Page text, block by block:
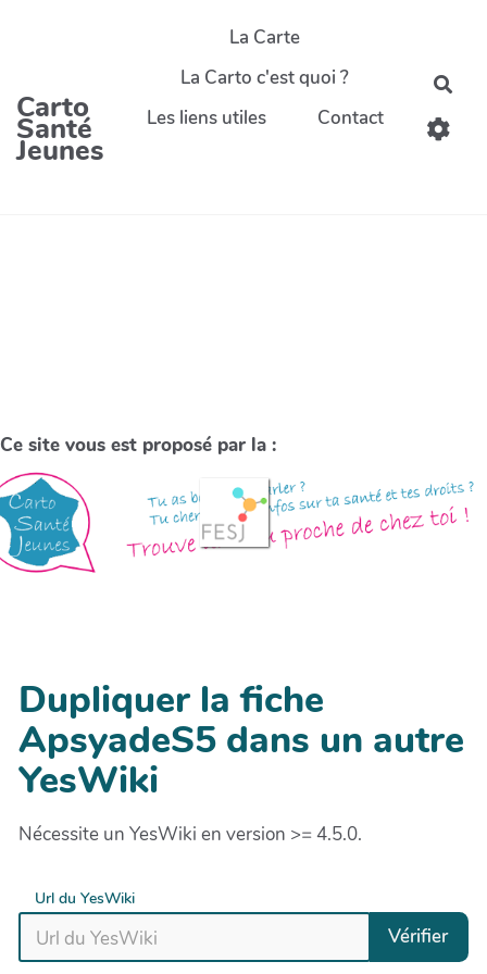
Carto
Santé
Jeunes
La Carte
La Carto c'est quoi ?
Les liens utiles
Contact
Ce site vous est proposé par la :
Dupliquer la fiche
ApsyadeS5 dans un autre
YesWiki
Nécessite un YesWiki en version >= 4.5.0.
Url du YesWiki
Vérifier